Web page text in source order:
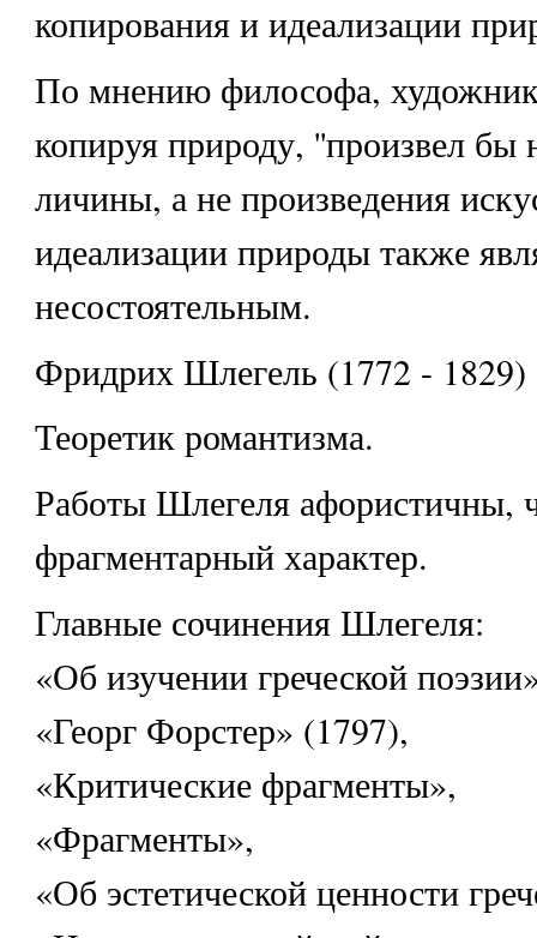
копирования и идеализации
По мнению философа,
копируя природу, ''произвел бы
личины, а не произведения
идеализации природы также
несостоятельным.
Фридрих Шлегель (1772 - 1829)
Теоретик романтизма.
Работы Шлегеля афористичны,
фрагментарный характер.
Главные сочинения Шлегеля:
«Об изучении греческой
«Георг Форстер» (1797),
«Критические фрагменты»,
«Фрагменты»,
«Об эстетической ценности